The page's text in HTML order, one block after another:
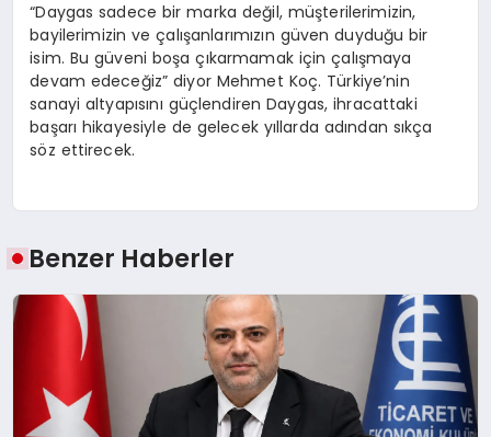
“Daygas sadece bir marka değil, müşterilerimizin,
bayilerimizin ve çalışanlarımızın güven duyduğu bir
isim. Bu güveni boşa çıkarmamak için çalışmaya
devam edeceğiz” diyor Mehmet Koç. Türkiye’nin
sanayi altyapısını güçlendiren Daygas, ihracattaki
başarı hikayesiyle de gelecek yıllarda adından sıkça
söz ettirecek.
Benzer Haberler